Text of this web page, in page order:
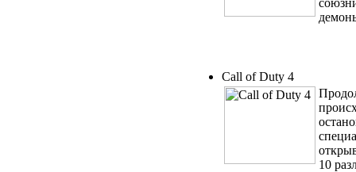
Call of Duty 4
10